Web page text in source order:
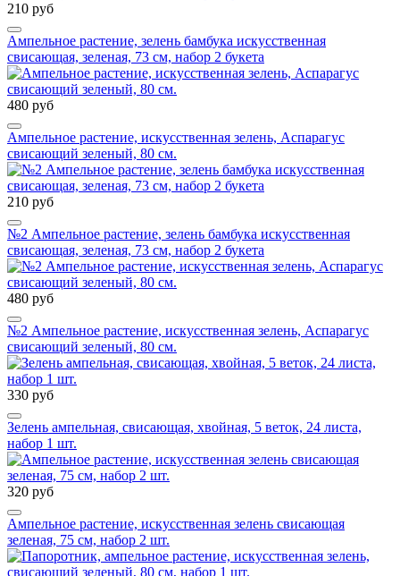
210 руб
Ампельное растение, зелень бамбука искусственная
свисающая, зеленая, 73 см, набор 2 букета
480 руб
Ампельное растение, искусственная зелень, Аспарагус
свисающий зеленый, 80 см.
210 руб
№2 Ампельное растение, зелень бамбука искусственная
свисающая, зеленая, 73 см, набор 2 букета
480 руб
№2 Ампельное растение, искусственная зелень, Аспарагус
свисающий зеленый, 80 см.
330 руб
Зелень ампельная, свисающая, хвойная, 5 веток, 24 листа,
набор 1 шт.
320 руб
Ампельное растение, искусственная зелень свисающая
зеленая, 75 см, набор 2 шт.